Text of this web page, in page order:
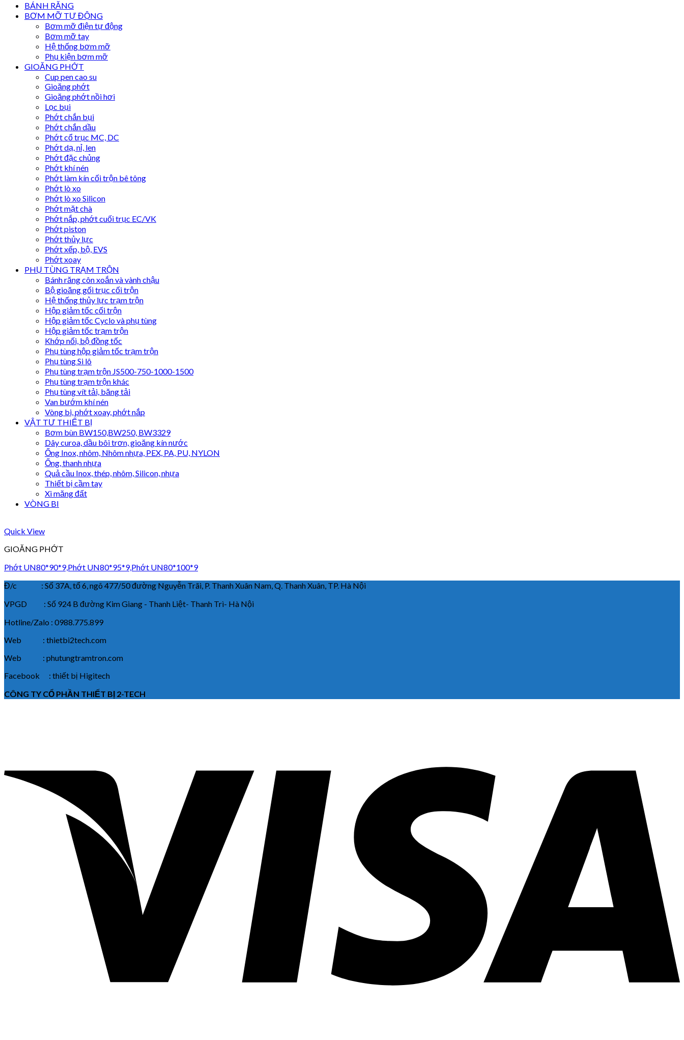
BÁNH RĂNG
BƠM MỠ TỰ ĐỘNG
Bơm mỡ điện tự động
Bơm mỡ tay
Hệ thống bơm mỡ
Phụ kiện bơm mỡ
GIOĂNG PHỚT
Cup pen cao su
Gioăng phớt
Gioăng phớt nồi hơi
Lọc bụi
Phớt chắn bụi
Phớt chắn dầu
Phớt cổ trục MC, DC
Phớt dạ, nỉ, len
Phớt đặc chủng
Phớt khí nén
Phớt làm kín cối trộn bê tông
Phớt lò xo
Phớt lò xo Silicon
Phớt mặt chà
Phớt nắp, phớt cuối trục EC/VK
Phớt piston
Phớt thủy lực
Phớt xếp, bộ, EVS
Phớt xoay
PHỤ TÙNG TRẠM TRỘN
Bánh răng côn xoắn và vành chậu
Bộ gioăng gối trục cối trộn
Hệ thống thủy lực trạm trộn
Hộp giảm tốc cối trộn
Hộp giảm tốc Cyclo và phụ tùng
Hộp giảm tốc trạm trộn
Khớp nối, bộ đồng tốc
Phụ tùng hộp giảm tốc trạm trộn
Phụ tùng Si lô
Phụ tùng trạm trộn JS500-750-1000-1500
Phụ tùng trạm trộn khác
Phụ tùng vít tải, băng tải
Van bướm khí nén
Vòng bi, phớt xoay, phớt nắp
VẬT TƯ THIẾT BỊ
Bơm bùn BW150,BW250, BW3329
Dây curoa, dầu bôi trơn, gioăng kín nước
Ống Inox, nhôm, Nhôm nhựa, PEX, PA, PU, NYLON
Ống, thanh nhựa
Quả cầu Inox, thép, nhôm, Silicon, nhựa
Thiết bị cầm tay
Xi măng đất
VÒNG BI
Quick View
GIOĂNG PHỚT
Phớt UN80*90*9,Phớt UN80*95*9,Phớt UN80*100*9
Đ/c : Số 37A, tổ 6, ngõ 477/50 đường Nguyễn Trãi, P. Thanh Xuân Nam, Q. Thanh Xuân, TP. Hà Nội
VPGD : Số 924 B đường Kim Giang - Thanh Liệt- Thanh Trì- Hà Nội
Hotline/Zalo : 0988.775.899
Web : thietbi2tech.com
Web : phutungtramtron.com
Facebook : thiết bị Higitech
CÔNG TY CỔ PHẦN THIẾT BỊ 2-TECH